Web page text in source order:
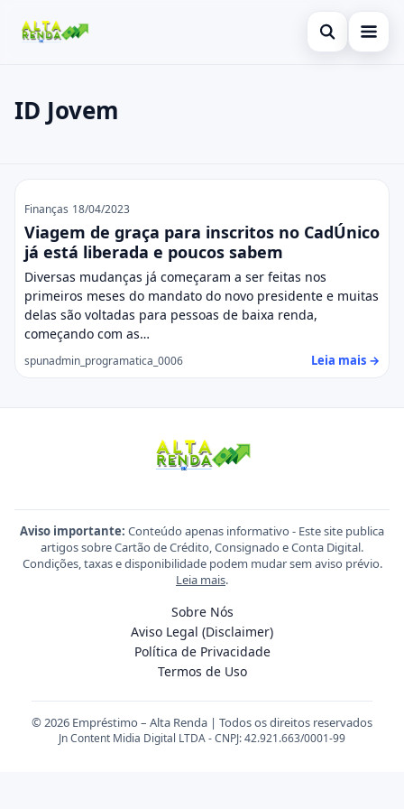
Abrir busca
Cartão de Crédito
Conta Digital
Empréstimo
Finanças
Imóvel
Legal
Buscar no site
Pressione Enter para buscar ou ESC para fechar.
ID Jovem
ID Jovem
Finanças 18/04/2023
Viagem de graça para inscritos no CadÚnico
já está liberada e poucos sabem
Diversas mudanças já começaram a ser feitas nos
primeiros meses do mandato do novo presidente e muitas
delas são voltadas para pessoas de baixa renda,
começando com as…
spunadmin_programatica_0006 Leia mais →
Aviso importante: Conteúdo apenas informativo - Este site publica
artigos sobre Cartão de Crédito, Consignado e Conta Digital.
Condições, taxas e disponibilidade podem mudar sem aviso prévio.
Leia mais.
Sobre Nós
Aviso Legal (Disclaimer)
Política de Privacidade
Termos de Uso
© 2026 Empréstimo – Alta Renda | Todos os direitos reservados
Jn Content Midia Digital LTDA - CNPJ: 42.921.663/0001-99